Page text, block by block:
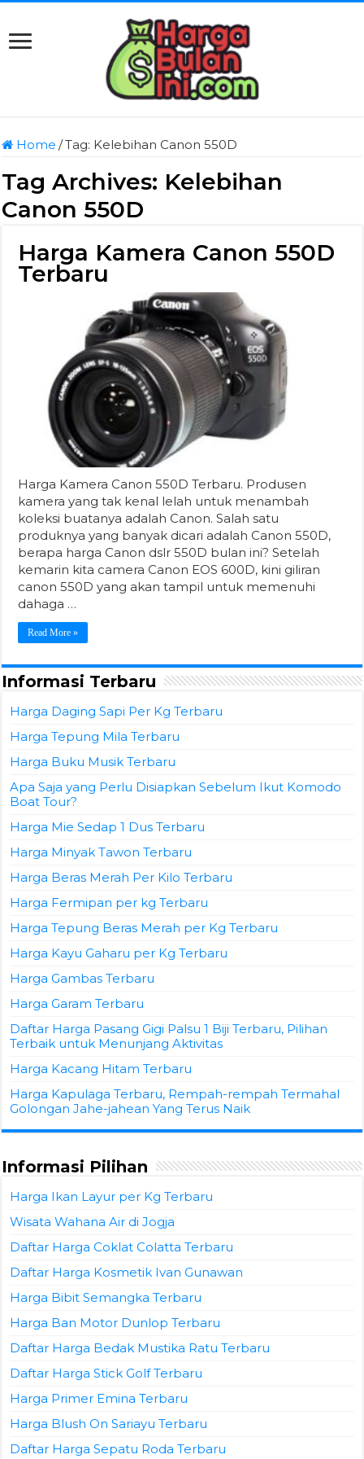
Home /Tag: Kelebihan Canon 550D
Tag Archives: Kelebihan
Canon 550D
Harga Kamera Canon 550D
Terbaru
Harga Kamera Canon 550D Terbaru. Produsen
kamera yang tak kenal lelah untuk menambah
koleksi buatanya adalah Canon. Salah satu
produknya yang banyak dicari adalah Canon 550D,
berapa harga Canon dslr 550D bulan ini? Setelah
kemarin kita camera Canon EOS 600D, kini giliran
canon 550D yang akan tampil untuk memenuhi
dahaga …
Read More »
Informasi Terbaru
Harga Daging Sapi Per Kg Terbaru
Harga Tepung Mila Terbaru
Harga Buku Musik Terbaru
Apa Saja yang Perlu Disiapkan Sebelum Ikut Komodo
Boat Tour?
Harga Mie Sedap 1 Dus Terbaru
Harga Minyak Tawon Terbaru
Harga Beras Merah Per Kilo Terbaru
Harga Fermipan per kg Terbaru
Harga Tepung Beras Merah per Kg Terbaru
Harga Kayu Gaharu per Kg Terbaru
Harga Gambas Terbaru
Harga Garam Terbaru
Daftar Harga Pasang Gigi Palsu 1 Biji Terbaru, Pilihan
Terbaik untuk Menunjang Aktivitas
Harga Kacang Hitam Terbaru
Harga Kapulaga Terbaru, Rempah-rempah Termahal
Golongan Jahe-jahean Yang Terus Naik
Informasi Pilihan
Harga Ikan Layur per Kg Terbaru
Wisata Wahana Air di Jogja
Daftar Harga Coklat Colatta Terbaru
Daftar Harga Kosmetik Ivan Gunawan
Harga Bibit Semangka Terbaru
Harga Ban Motor Dunlop Terbaru
Daftar Harga Bedak Mustika Ratu Terbaru
Daftar Harga Stick Golf Terbaru
Harga Primer Emina Terbaru
Harga Blush On Sariayu Terbaru
Daftar Harga Sepatu Roda Terbaru